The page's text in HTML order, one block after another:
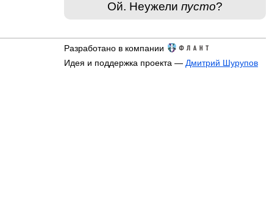
Ой. Неужели пусто?
Разработано в компании
Идея и поддержка проекта — Дмитрий Шурупов